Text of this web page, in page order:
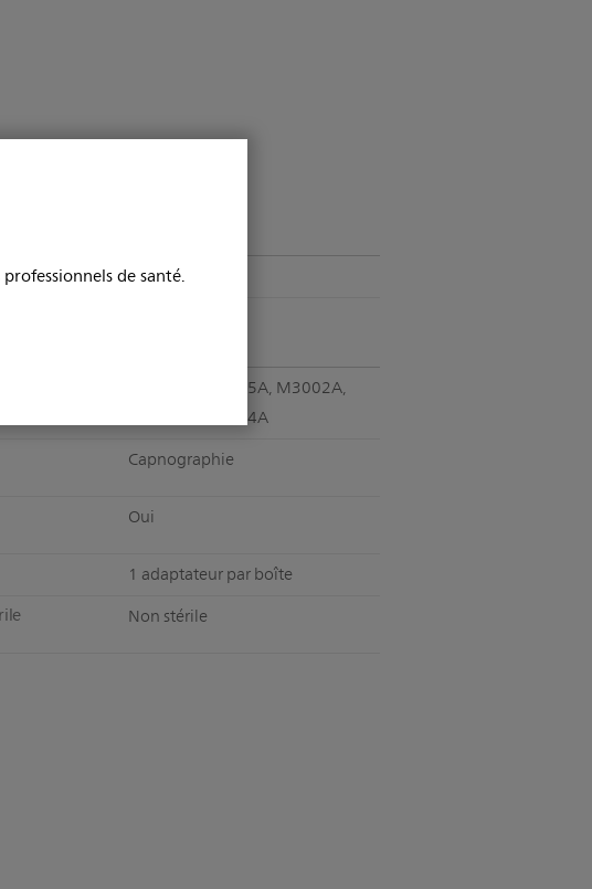
de santé.
Enfant, adulte
M8102A, M8105A, M3002A,
M2501A, M3014A
Capnographie
Oui
1 adaptateur par boîte
Non stérile